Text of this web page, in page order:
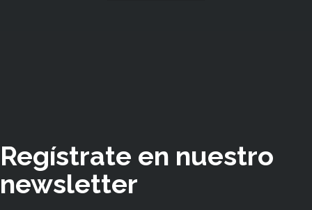
Regístrate en nuestro
newsletter